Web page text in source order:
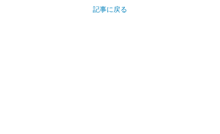
記事に戻る